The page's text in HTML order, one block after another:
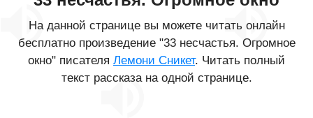
На данной странице вы можете читать онлайн
бесплатно произведение "33 несчастья. Огромное
окно" писателя Лемони Сникет. Читать полный
текст рассказа на одной странице.